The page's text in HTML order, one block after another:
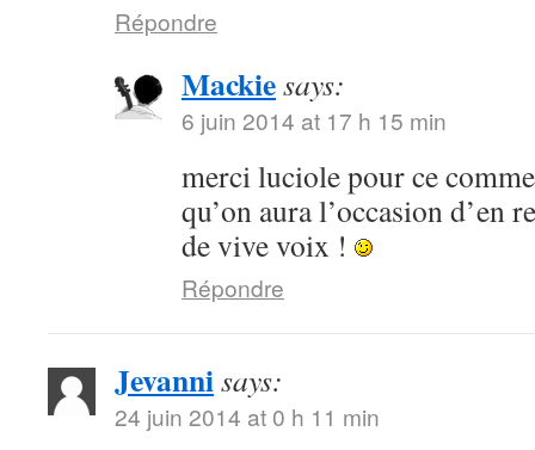
Répondre
Mackiesays:
6 juin 2014 at 17 h 15 min
merci luciole pour ce
qu’on aura l’occasion d’en
de vive voix !
Répondre
Jevannisays:
24 juin 2014 at 0 h 11 min